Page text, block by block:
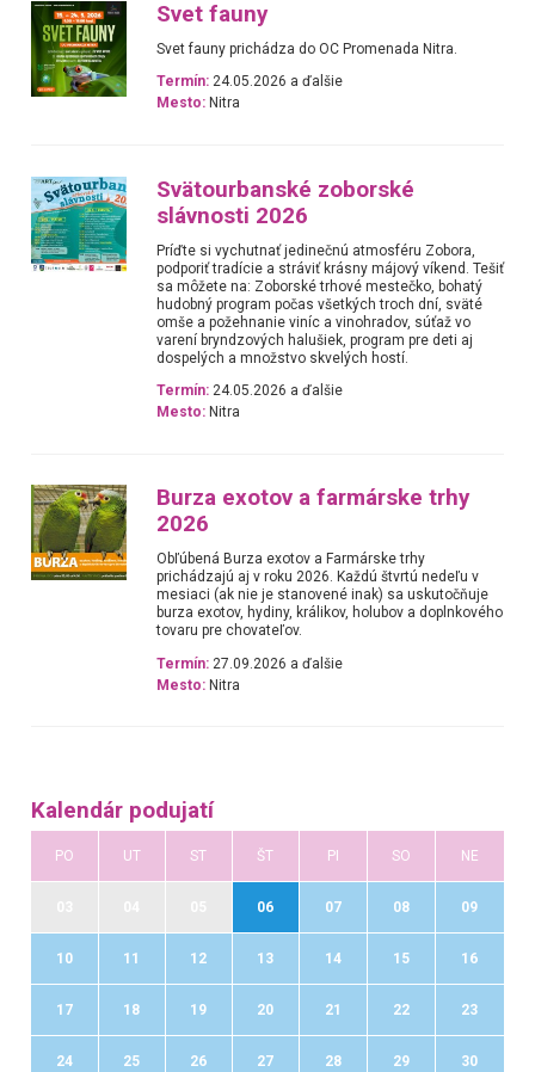
Svet fauny
Svet fauny prichádza do OC Promenada Nitra.
Termín: 24.05.2026 a ďalšie
Mesto: Nitra
Svätourbanské zoborské
slávnosti 2026
Príďte si vychutnať jedinečnú atmosféru Zobora,
podporiť tradície a stráviť krásny májový víkend. Tešiť
sa môžete na: Zoborské trhové mestečko, bohatý
hudobný program počas všetkých troch dní, sväté
omše a požehnanie viníc a vinohradov, súťaž vo
varení bryndzových halušiek, program pre deti aj
dospelých a množstvo skvelých hostí.
Termín: 24.05.2026 a ďalšie
Mesto: Nitra
Burza exotov a farmárske trhy
2026
Obľúbená Burza exotov a Farmárske trhy
prichádzajú aj v roku 2026. Každú štvrtú nedeľu v
mesiaci (ak nie je stanovené inak) sa uskutočňuje
burza exotov, hydiny, králikov, holubov a doplnkového
tovaru pre chovateľov.
Termín: 27.09.2026 a ďalšie
Mesto: Nitra
Kalendár podujatí
PO UT ST ŠT PI SO NE
06 07 08 09
10 11 12 13 14 15 16
17 18 19 20 21 22 23
24 25 26 27 28 29 30